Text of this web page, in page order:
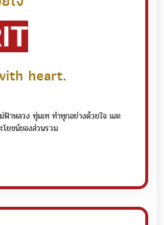
heart.
ฟ้าหลวง ทุ่มเท ทําทุกอย่างด้วยใจ และ
โยชน์ของส่วนรวม